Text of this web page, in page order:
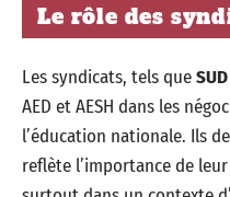
Le rôle des
Les syndicats, tels que
AED et AESH dans les
l’éducation nationale. Ils
reflète l’importance de